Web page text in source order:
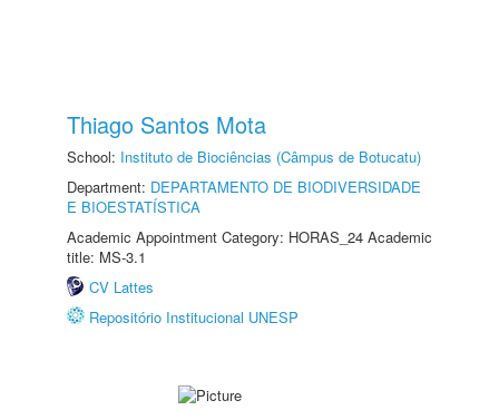
Thiago Santos Mota
School: Instituto de Biociências (Câmpus de Botucatu)
Department: DEPARTAMENTO DE BIODIVERSIDADE
E BIOESTATÍSTICA
Academic Appointment Category: HORAS_24 Academic
title: MS-3.1
CV Lattes
Repositório Institucional UNESP